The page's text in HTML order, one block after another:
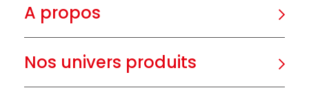
A propos
Nos univers produits